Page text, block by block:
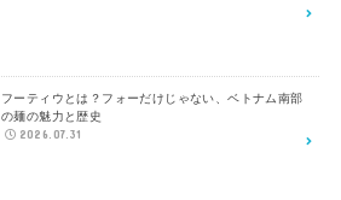
フーティウとは？フォーだけじゃない、ベトナム南部
の麺の魅力と歴史
2026.07.31